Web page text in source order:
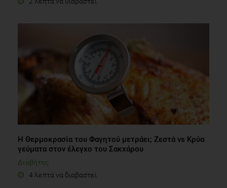
Η Θερμοκρασία του Φαγητού μετράει; Ζεστά vs Κρύα
γεύματα στον έλεγχο του Σακχάρου
Διαβήτης
4 λεπτά να διαβαστεί